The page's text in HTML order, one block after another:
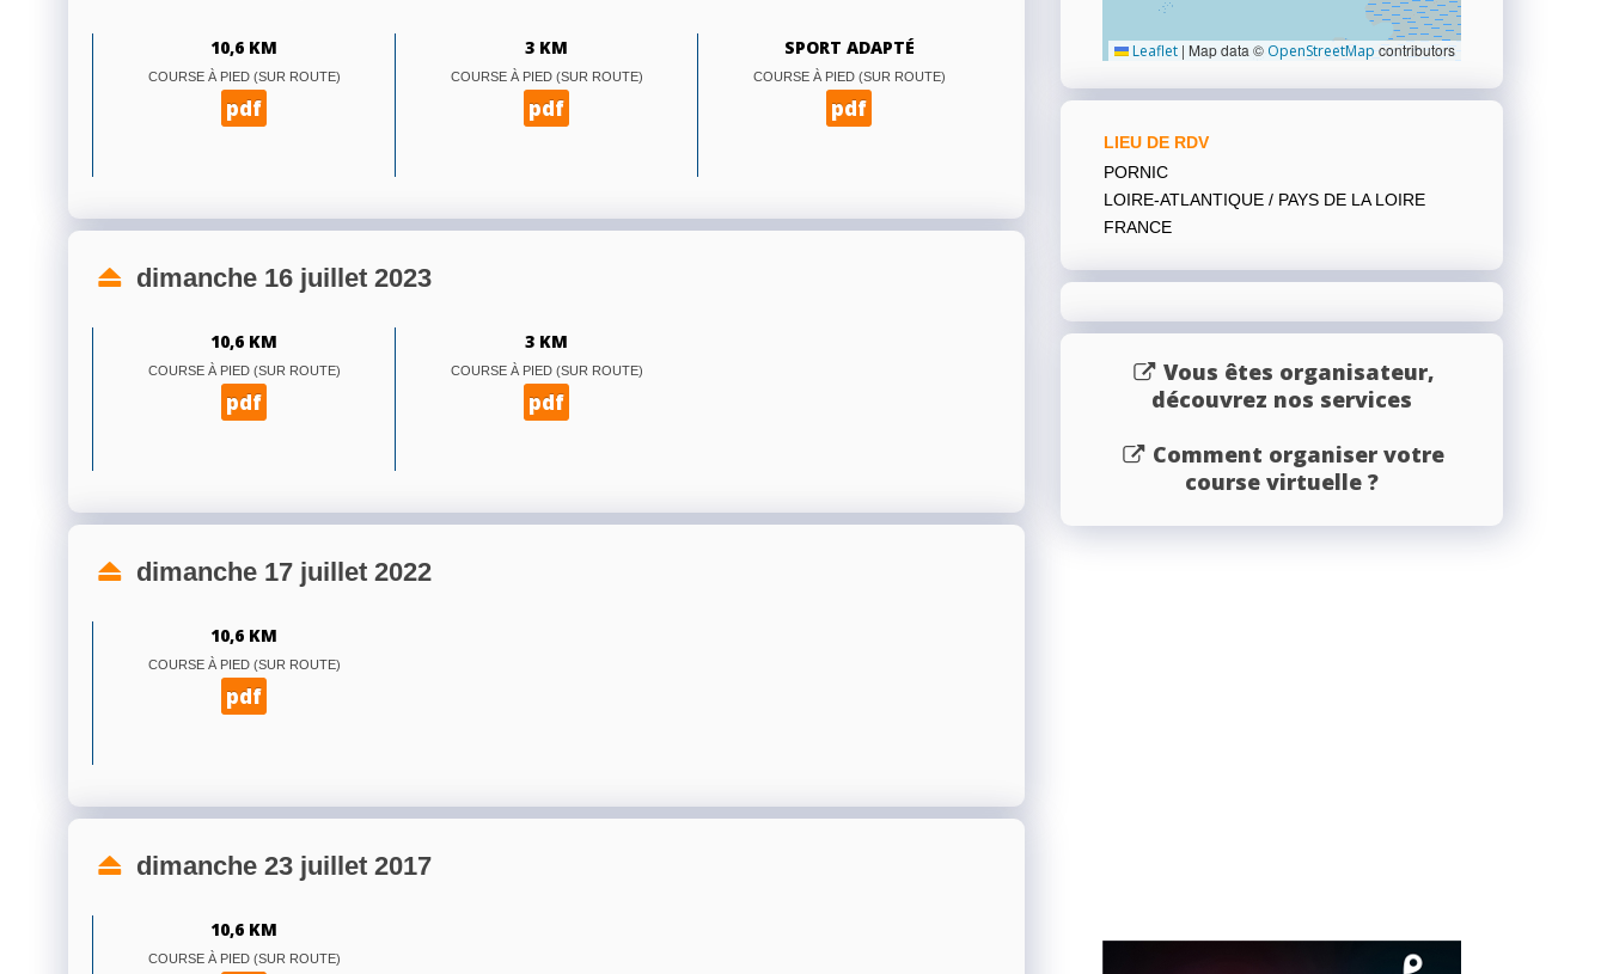
10,6 KM
COURSE À PIED (SUR ROUTE)
pdf
3 KM
COURSE À PIED (SUR ROUTE)
pdf
SPORT ADAPTÉ
COURSE À PIED (SUR ROUTE)
pdf
dimanche 16 juillet 2023
10,6 KM
COURSE À PIED (SUR ROUTE)
pdf
3 KM
COURSE À PIED (SUR ROUTE)
pdf
dimanche 17 juillet 2022
10,6 KM
COURSE À PIED (SUR ROUTE)
pdf
dimanche 23 juillet 2017
10,6 KM
COURSE À PIED (SUR ROUTE)
Leaflet | Map data © OpenStreetMap contributors
LIEU DE RDV
PORNIC
LOIRE-ATLANTIQUE / PAYS DE LA LOIRE
FRANCE
Vous êtes organisateur,
découvrez nos services
Comment organiser votre
course virtuelle ?